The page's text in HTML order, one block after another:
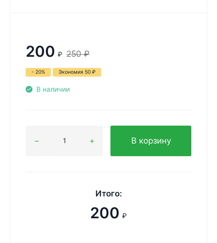
200 ₽ 250 ₽
- 20% Экономия 50 ₽
В наличии
В корзину
Итого:
200 ₽